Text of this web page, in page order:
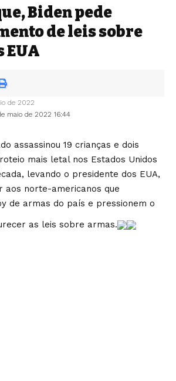
Biden pede
de leis sobre
EUA
maio de 2022 16:44
de 2022
assassinou 19 crianças e dois
mais letal nos Estados Unidos
levando o presidente dos EUA,
aos norte-americanos que
de armas do país e pressionem o
as leis sobre armas.